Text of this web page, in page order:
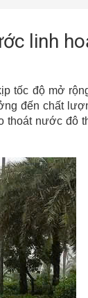
linh
tốc độ mở
đến chất
thoát nước đô